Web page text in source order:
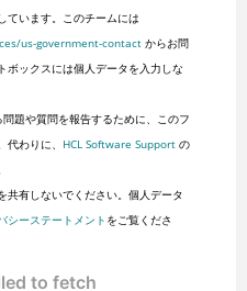
ています。このチームには
us-government-contactからお問
ボックスには個人データを入力しな
題や質問を報告するために、このフ
わりに、 HCL Software Supportの
共有しないでください。個人データ
シーステートメント をご覧くださ